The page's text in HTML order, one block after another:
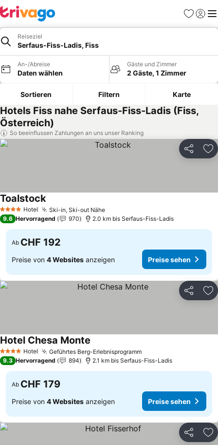
Favoriten
Reiseziel
Serfaus-Fiss-Ladis, Fiss
An-/Abreise
Daten wählen
Gäste und Zimmer
2 Gäste, 1 Zimmer
Sortieren Filtern Karte
Hotels Fiss nahe Serfaus-Fiss-Ladis (Fiss,
Österreich)
So beeinflussen Zahlungen an uns unser Ranking
Teilen
4 Sterne Hotel Ski-in, Ski-out Nähe
Toalstock
9.6 Hervorragend 970 2.0 km bis Serfaus-Fiss-Ladis
Ab CHF 192
Preise von 4 Websites anzeigen Preise sehen
Teilen
4 Sterne Hotel Geführtes Berg-Erlebnisprogramm
Hotel Chesa Monte
9.3 Hervorragend 894 2.1 km bis Serfaus-Fiss-Ladis
Ab CHF 179
Preise von 4 Websites anzeigen Preise sehen
Teilen